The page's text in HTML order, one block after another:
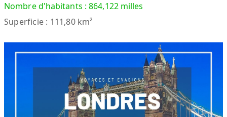
Nombre d'habitants : 864,122 milles
Superficie : 111,80 km²